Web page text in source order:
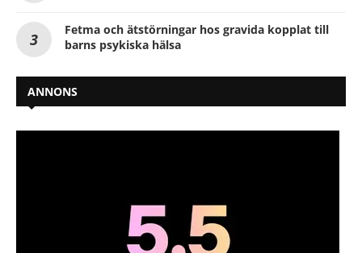
Fetma och ätstörningar hos gravida kopplat till
barns psykiska hälsa
ANNONS